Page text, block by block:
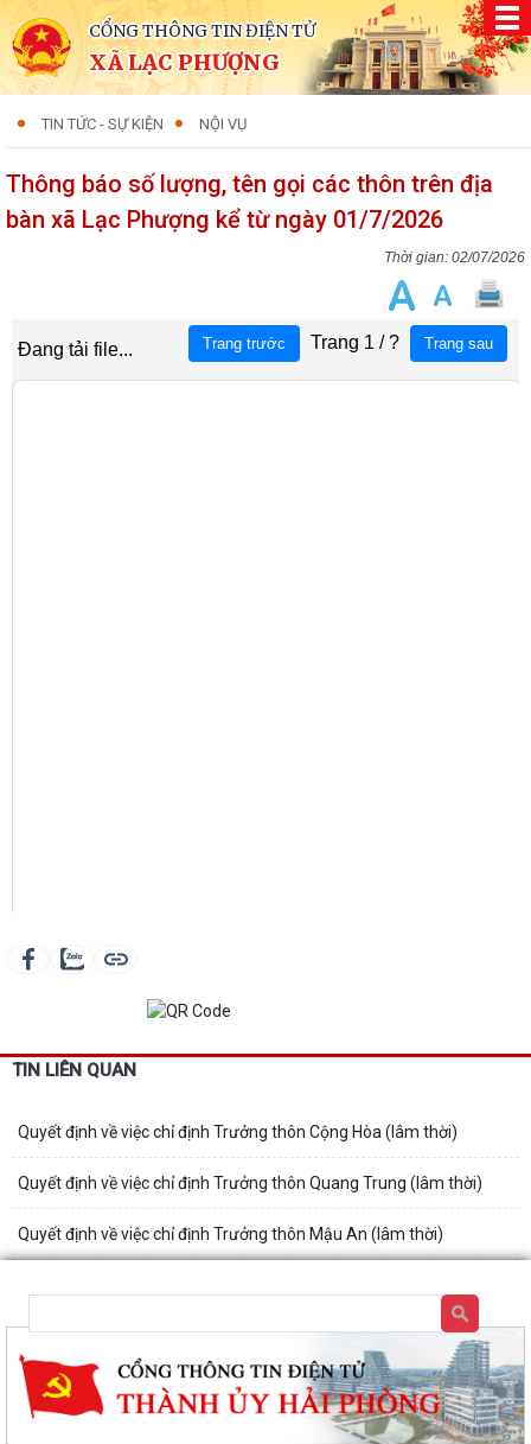
CỔNG THÔNG TIN ĐIỆN TỬ
XÃ LẠC PHƯỢNG
TIN TỨC - SỰ KIỆN NỘI VỤ
Thông báo số lượng, tên gọi các thôn trên địa
bàn xã Lạc Phượng kể từ ngày 01/7/2026
02/07/2026
TIN LIÊN QUAN
Quyết định về việc chỉ định Trưởng thôn Cộng Hòa (lâm thời)
Quyết định về việc chỉ định Trưởng thôn Quang Trung (lâm thời)
Quyết định về việc chỉ định Trưởng thôn Mậu An (lâm thời)